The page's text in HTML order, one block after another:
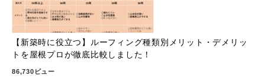
【新築時に役立つ】ルーフィング種類別メリット・デメリッ
トを屋根プロが徹底比較しました！
86,730ビュー